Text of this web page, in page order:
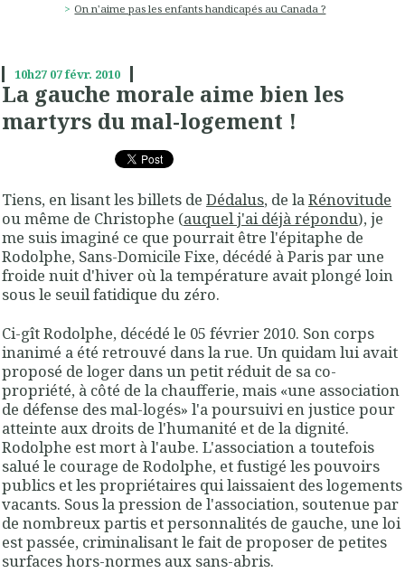
On n'aime pas les enfants handicapés au Canada ?
10h27 07févr. 2010
La gauche morale aime bien les
martyrs du mal-logement !
Tiens, en lisant les billets de Dédalus, de laRénovitude
ou même de Christophe (auquel j'ai déjà répondu), je
me suis imaginé ce que pourrait être l'épitaphe de
Rodolphe, Sans-Domicile Fixe, décédé à Paris par une
froide nuit d'hiver où la température avait plongé loin
sous le seuil fatidique du zéro.
Ci-gît Rodolphe, décédé le 05 février 2010. Son corps
inanimé a été retrouvé dans la rue. Un quidam lui avait
proposé de loger dans un petit réduit de sa co-
propriété, à côté de la chaufferie, mais «une association
de défense des mal-logés» l'a poursuivi en justice pour
atteinte aux droits de l'humanité et de la dignité.
Rodolphe est mort à l'aube. L'association a toutefois
salué le courage de Rodolphe, et fustigé les pouvoirs
publics et les propriétaires qui laissaient des logements
vacants. Sous la pression de l'association, soutenue par
de nombreux partis et personnalités de gauche, une loi
est passée, criminalisant le fait de proposer de petites
surfaces hors-normes aux sans-abris.